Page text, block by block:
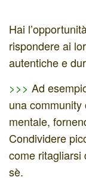
Hai
rispondere ai
autentiche e
>>> Ad
una
mentale,
Condividere
come ritagliarsi
sè.